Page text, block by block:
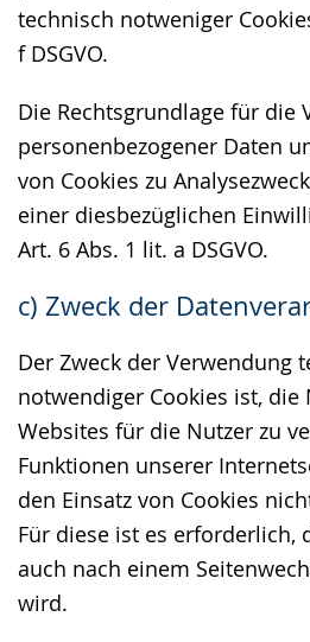
technisch notweniger
f DSGVO.
Die Rechtsgrundlage für die
personenbezogener Daten
von Cookies zu
einer diesbezüglichen
Art. 6 Abs. 1 lit. a DSGVO.
c) Zweck der
Der Zweck der Verwendung
notwendiger Cookies ist, die
Websites für die Nutzer zu
Funktionen unserer
den Einsatz von Cookies
Für diese ist es erforderlich,
auch nach einem
wird.